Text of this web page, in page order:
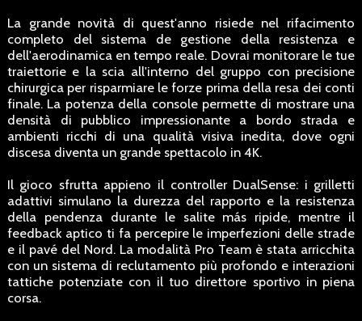
La grande novità di quest'anno risiede nel rifacimento
completo del sistema de gestione della resistenza e
dell'aerodinamica en tempo reale. Dovrai monitorare le tue
traiettorie e la scia all'interno del gruppo con precisione
chirurgica per risparmiare le forze prima della resa dei conti
finale. La potenza della console permette di mostrare una
densità di pubblico impressionante a bordo strada e
ambienti ricchi di una qualità visiva inedita, dove ogni
discesa diventa un grande spettacolo in 4K.
Il gioco sfrutta appieno il controller DualSense: i grilletti
adattivi simulano la durezza del rapporto e la resistenza
della pendenza durante le salite más ripide, mentre il
feedback aptico ti fa percepire le imperfezioni delle strade
e il pavé del Nord. La modalità Pro Team è stata arricchita
con un sistema di reclutamento più profondo e interazioni
tattiche potenziate con il tuo direttore sportivo in piena
corsa.